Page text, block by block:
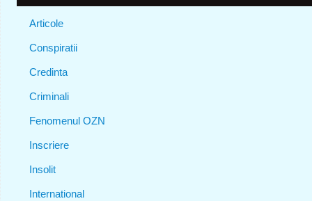
Articole
Conspiratii
Credinta
Criminali
Fenomenul OZN
Inscriere
Insolit
International